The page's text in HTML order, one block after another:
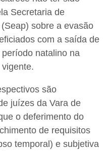
Secretaria de
sobre a evasão
com a saída de
natalino na
são
juízes da Vara de
o deferimento do
de requisitos
temporal) e subjetiva